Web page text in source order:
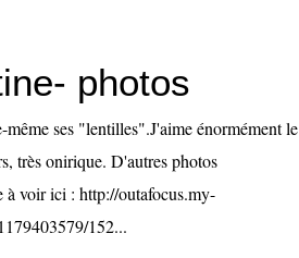
photos
ses "lentilles".J'aime énormément le
très onirique. D'autres photos
à voir ici : http://outafocus.my-
152...